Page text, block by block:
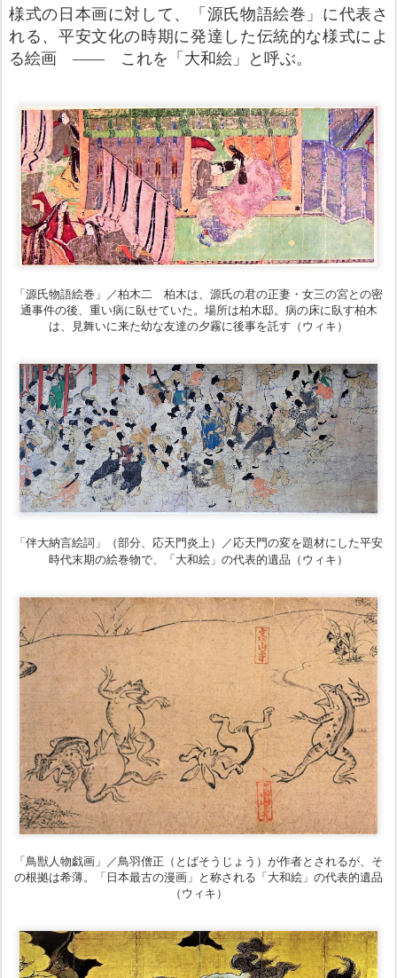
様式の日本画に対して、「源氏物語絵巻」に代表さ
れる、平安文化の時期に発達した伝統的な様式によ
る絵画 ―― これを「大和絵」と呼ぶ。
「源氏物語絵巻」／柏木二 柏木は、源氏の君の正妻・女三の宮との密
通事件の後、重い病に臥せていた。場所は柏木邸。病の床に臥す柏木
は、見舞いに来た幼な友達の夕霧に後事を託す（ウィキ）
「伴大納言絵詞」（部分、応天門炎上）／応天門の変を題材にした平安
時代末期の絵巻物で、「大和絵」の代表的遺品（ウィキ）
「鳥獣人物戯画」／鳥羽僧正（とばそうじょう）が作者とされるが、そ
の根拠は希薄。「日本最古の漫画」と称される「大和絵」の代表的遺品
（ウィキ）